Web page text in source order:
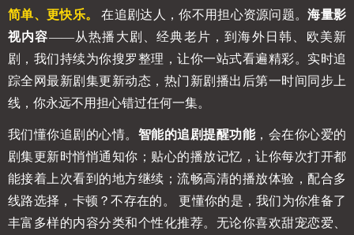
简单、更快乐。
在追剧达人，你不用担心资源问题。海量影
视内容——从热播大剧、经典老片，到海外日韩、欧美新
剧，我们持续为你搜罗整理，让你一站式看遍精彩。实时追
踪全网最新剧集更新动态，热门新剧播出后第一时间同步上
线，你永远不用担心错过任何一集。
我们懂你追剧的心情。 智能的追剧提醒功能，会在你心爱的
剧集更新时悄悄通知你；贴心的播放记忆，让你每次打开都
能接着上次看到的地方继续；流畅高清的播放体验，配合多
线路选择，卡顿？不存在的。 更懂你的是，我们为你准备了
丰富多样的内容分类和个性化推荐。无论你喜欢甜宠恋爱、